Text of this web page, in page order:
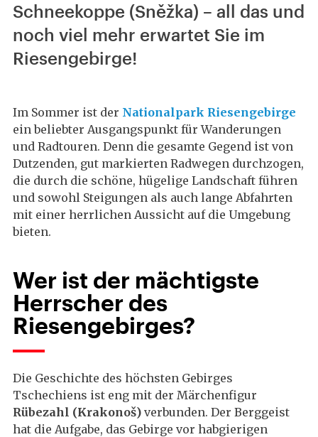
Schneekoppe (Sněžka) – all das und
noch viel mehr erwartet Sie im
Riesengebirge!
Im Sommer ist der Nationalpark Riesengebirge
ein beliebter Ausgangspunkt für Wanderungen
und Radtouren. Denn die gesamte Gegend ist von
Dutzenden, gut markierten Radwegen durchzogen,
die durch die schöne, hügelige Landschaft führen
und sowohl Steigungen als auch lange Abfahrten
mit einer herrlichen Aussicht auf die Umgebung
bieten.
Wer ist der mächtigste
Herrscher des
Riesengebirges?
Die Geschichte des höchsten Gebirges
Tschechiens ist eng mit der Märchenfigur
Rübezahl (Krakonoš) verbunden. Der Berggeist
hat die Aufgabe, das Gebirge vor habgierigen